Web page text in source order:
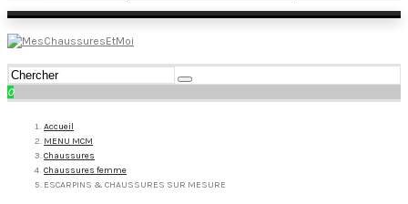
0
Accueil
MENU MCM
Chaussures
Chaussures femme
ESCARPINS & CHAUSSURES SUR MESURE